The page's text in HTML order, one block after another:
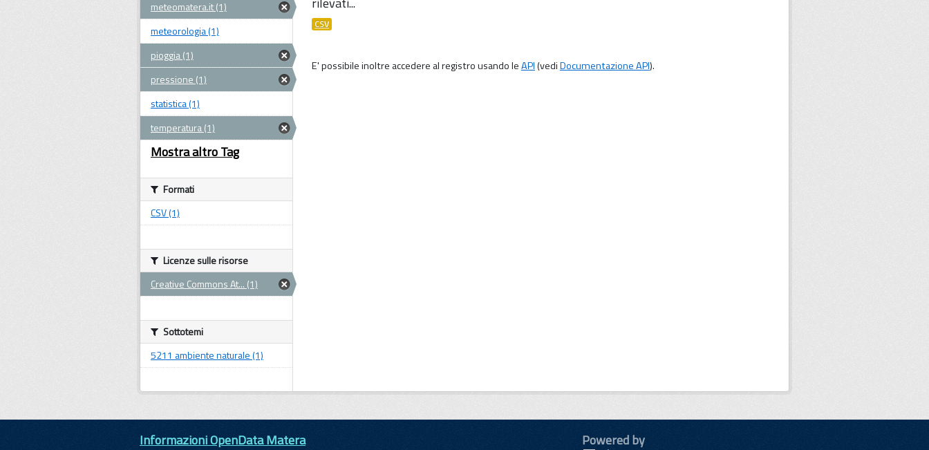
CSV
E' possibile inoltre accedere al registro usando leAPI(vediDocumentazione API).
meteomatera.it (1)
meteorologia (1)
pioggia (1)
pressione (1)
statistica (1)
temperatura (1)
Mostra altro Tag
Formati
CSV (1)
Licenze sulle risorse
Creative Commons At... (1)
Sottotemi
5211 ambiente naturale (1)
Informazioni OpenData Matera
Powered by